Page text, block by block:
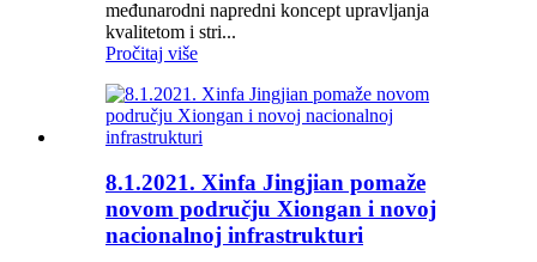
međunarodni napredni koncept upravljanja
kvalitetom i stri...
Pročitaj više
8.1.2021. Xinfa Jingjian pomaže
novom području Xiongan i novoj
nacionalnoj infrastrukturi